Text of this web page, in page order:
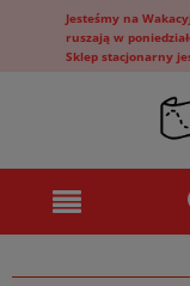
Jesteśmy na
ruszają w
Sklep stacjonarny